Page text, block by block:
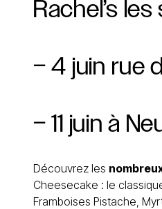
Rachel’s les
– 4 juin rue
– 11 juin à
Découvrez les
Cheesecake : le
Framboises Pistache,